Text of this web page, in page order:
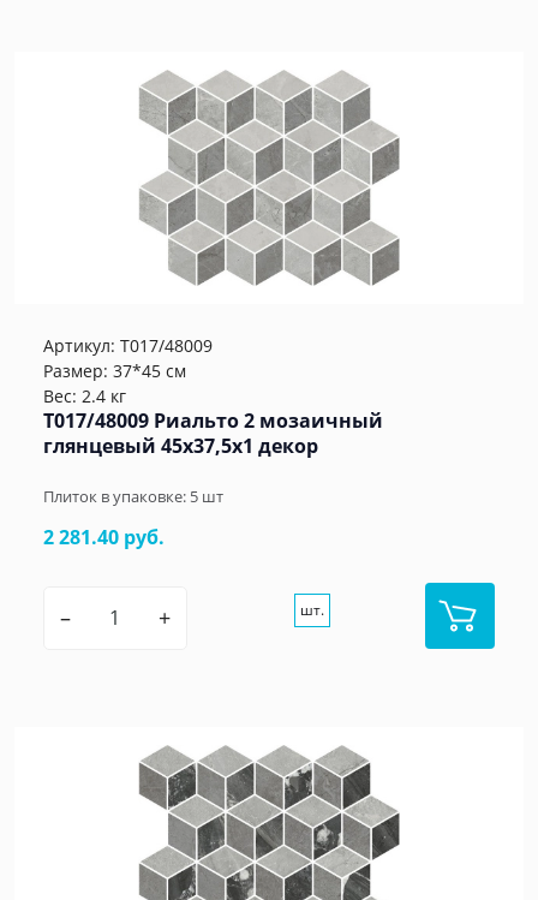
Артикул: T017/48009
Размер: 37*45 см
Вес: 2.4 кг
T017/48009 Риальто 2 мозаичный
глянцевый 45x37,5x1 декор
Плиток в упаковке: 5 шт
2 281.40 руб.
– + шт.